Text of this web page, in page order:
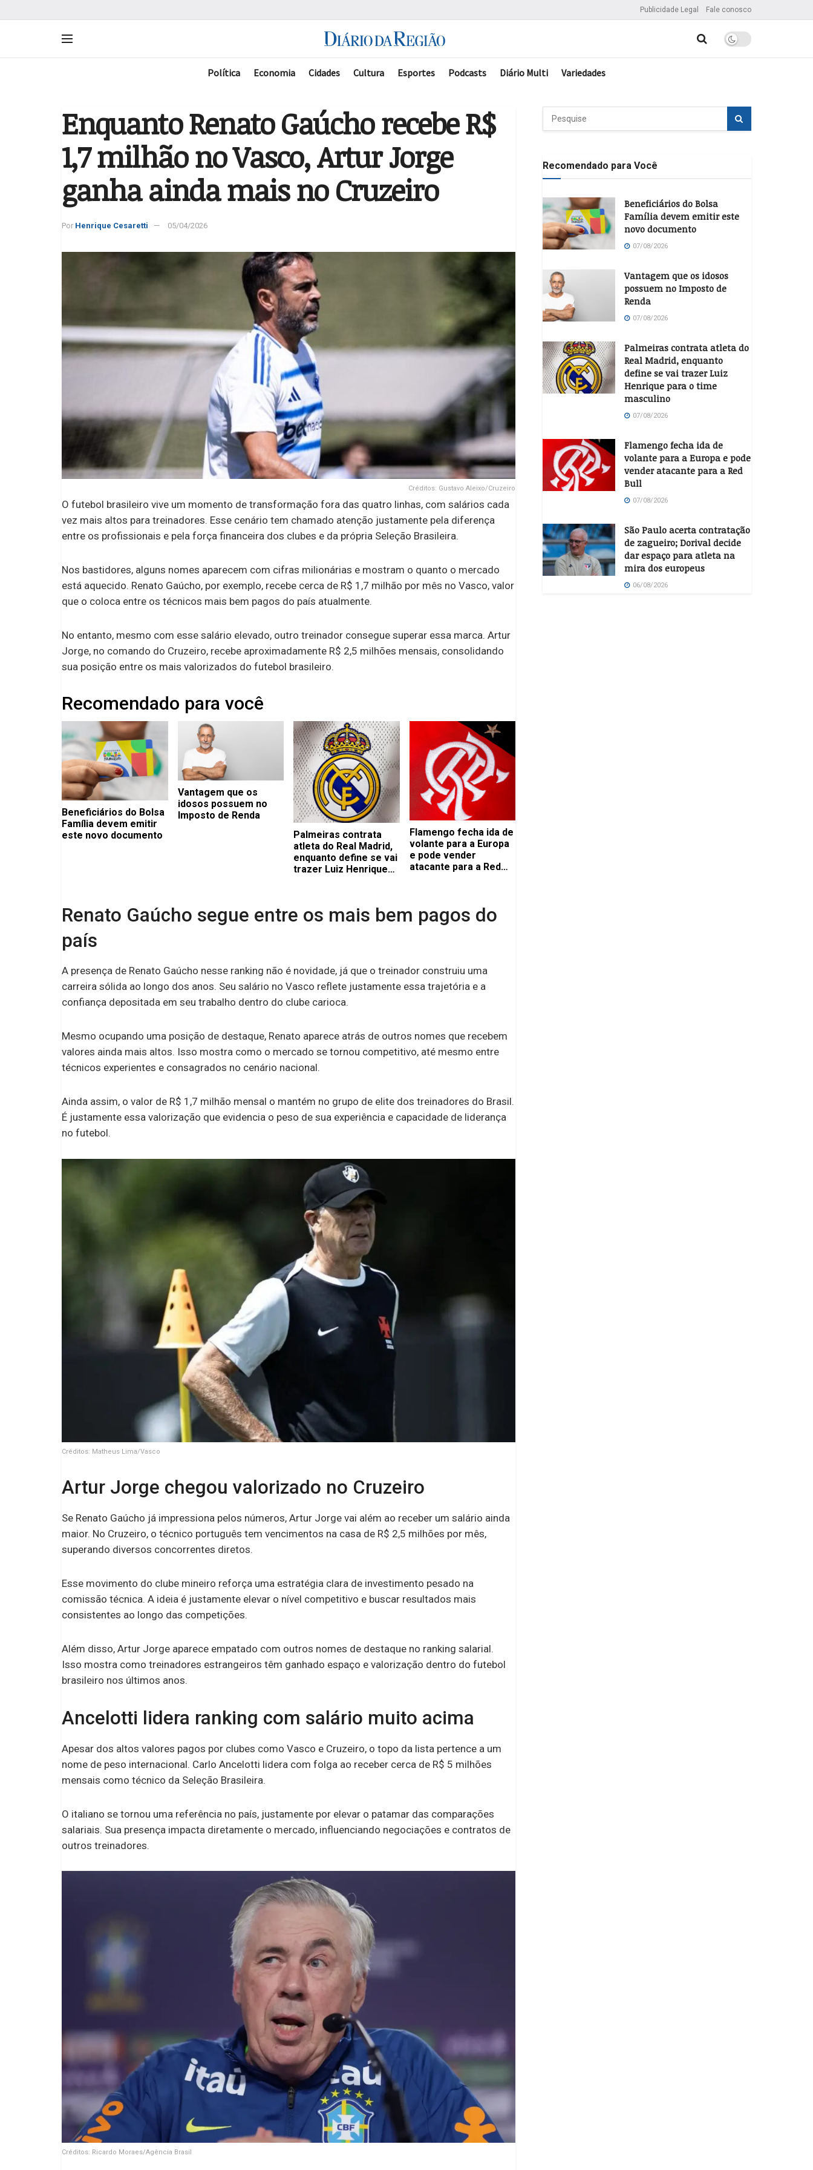
Publicidade Legal Fale conosco
Política Economia Cidades Cultura Esportes Podcasts Diário Multi Variedades
Enquanto Renato Gaúcho recebe R$
1,7 milhão no Vasco, Artur Jorge
ganha ainda mais no Cruzeiro
Por Henrique Cesaretti 05/04/2026
Créditos: Gustavo Aleixo/Cruzeiro
O futebol brasileiro vive um momento de transformação fora das quatro linhas, com salários cada
vez mais altos para treinadores. Esse cenário tem chamado atenção justamente pela diferença
entre os profissionais e pela força financeira dos clubes e da própria Seleção Brasileira.
Nos bastidores, alguns nomes aparecem com cifras milionárias e mostram o quanto o mercado
está aquecido. Renato Gaúcho, por exemplo, recebe cerca de R$ 1,7 milhão por mês no Vasco, valor
que o coloca entre os técnicos mais bem pagos do país atualmente.
No entanto, mesmo com esse salário elevado, outro treinador consegue superar essa marca. Artur
Jorge, no comando do Cruzeiro, recebe aproximadamente R$ 2,5 milhões mensais, consolidando
sua posição entre os mais valorizados do futebol brasileiro.
Recomendado para você
Beneficiários do Bolsa
Família devem emitir
este novo documento
Vantagem que os
idosos possuem no
Imposto de Renda
Palmeiras contrata
atleta do Real Madrid,
enquanto define se vai
trazer Luiz Henrique
Flamengo fecha ida de
volante para a Europa
e pode vender
atacante para a Red
Renato Gaúcho segue entre os mais bem pagos do
país
A presença de Renato Gaúcho nesse ranking não é novidade, já que o treinador construiu uma
carreira sólida ao longo dos anos. Seu salário no Vasco reflete justamente essa trajetória e a
confiança depositada em seu trabalho dentro do clube carioca.
Mesmo ocupando uma posição de destaque, Renato aparece atrás de outros nomes que recebem
valores ainda mais altos. Isso mostra como o mercado se tornou competitivo, até mesmo entre
técnicos experientes e consagrados no cenário nacional.
Ainda assim, o valor de R$ 1,7 milhão mensal o mantém no grupo de elite dos treinadores do Brasil.
É justamente essa valorização que evidencia o peso de sua experiência e capacidade de liderança
no futebol.
Créditos: Matheus Lima/Vasco
Artur Jorge chegou valorizado no Cruzeiro
Se Renato Gaúcho já impressiona pelos números, Artur Jorge vai além ao receber um salário ainda
maior. No Cruzeiro, o técnico português tem vencimentos na casa de R$ 2,5 milhões por mês,
superando diversos concorrentes diretos.
Esse movimento do clube mineiro reforça uma estratégia clara de investimento pesado na
comissão técnica. A ideia é justamente elevar o nível competitivo e buscar resultados mais
consistentes ao longo das competições.
Além disso, Artur Jorge aparece empatado com outros nomes de destaque no ranking salarial.
Isso mostra como treinadores estrangeiros têm ganhado espaço e valorização dentro do futebol
brasileiro nos últimos anos.
Ancelotti lidera ranking com salário muito acima
Apesar dos altos valores pagos por clubes como Vasco e Cruzeiro, o topo da lista pertence a um
nome de peso internacional. Carlo Ancelotti lidera com folga ao receber cerca de R$ 5 milhões
mensais como técnico da Seleção Brasileira.
O italiano se tornou uma referência no país, justamente por elevar o patamar das comparações
salariais. Sua presença impacta diretamente o mercado, influenciando negociações e contratos de
outros treinadores.
Créditos: Ricardo Moraes/Agência Brasil
Recomendado para Você
Beneficiários do Bolsa
Família devem emitir este
novo documento
07/08/2026
Vantagem que os idosos
possuem no Imposto de
Renda
07/08/2026
Palmeiras contrata atleta do
Real Madrid, enquanto
define se vai trazer Luiz
Henrique para o time
masculino
07/08/2026
Flamengo fecha ida de
volante para a Europa e pode
vender atacante para a Red
Bull
07/08/2026
São Paulo acerta contratação
de zagueiro; Dorival decide
dar espaço para atleta na
mira dos europeus
06/08/2026